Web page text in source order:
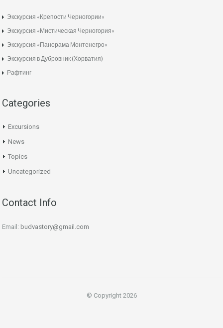
Экскурсия «Крепости Черногории»
Экскурсия «Мистическая Черногория»
Экскурсия «Панорама Монтенегро»
Экскурсия в Дубровник (Хорватия)
Рафтинг
Categories
Excursions
News
Topics
Uncategorized
Contact Info
Email: budvastory@gmail.com
© Copyright 2026